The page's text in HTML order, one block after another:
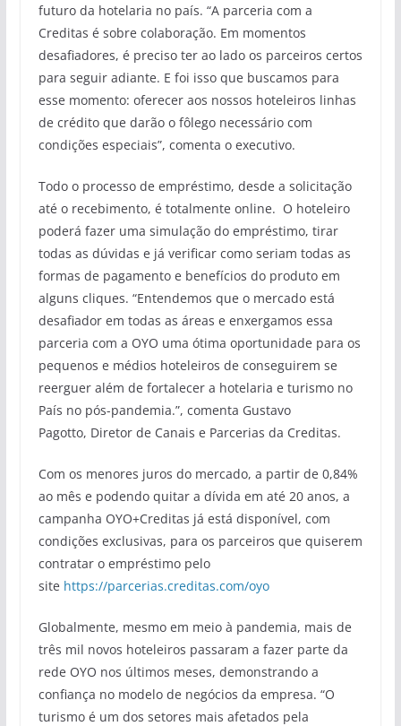
futuro da hotelaria no país. “A parceria com a
Creditas é sobre colaboração. Em momentos
desafiadores, é preciso ter ao lado os parceiros certos
para seguir adiante. E foi isso que buscamos para
esse momento: oferecer aos nossos hoteleiros linhas
de crédito que darão o fôlego necessário com
condições especiais”, comenta o executivo.
Todo o processo de empréstimo, desde a solicitação
até o recebimento, é totalmente online. O hoteleiro
poderá fazer uma simulação do empréstimo, tirar
todas as dúvidas e já verificar como seriam todas as
formas de pagamento e benefícios do produto em
alguns cliques. “Entendemos que o mercado está
desafiador em todas as áreas e enxergamos essa
parceria com a OYO uma ótima oportunidade para os
pequenos e médios hoteleiros de conseguirem se
reerguer além de fortalecer a hotelaria e turismo no
País no pós-pandemia.”, comenta Gustavo
Pagotto, Diretor de Canais e Parcerias da Creditas.
Com os menores juros do mercado, a partir de 0,84%
ao mês e podendo quitar a dívida em até 20 anos, a
campanha OYO+Creditas já está disponível, com
condições exclusivas, para os parceiros que quiserem
contratar o empréstimo pelo
site https://parcerias.creditas.com/oyo
Globalmente, mesmo em meio à pandemia, mais de
três mil novos hoteleiros passaram a fazer parte da
rede OYO nos últimos meses, demonstrando a
confiança no modelo de negócios da empresa. “O
turismo é um dos setores mais afetados pela